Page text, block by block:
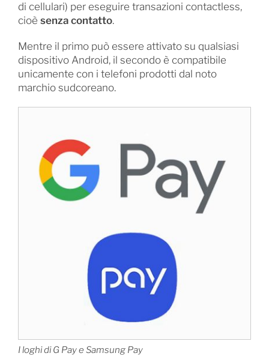
di cellulari) per eseguire transazioni contactless,
cioè senza contatto.
Mentre il primo può essere attivato su qualsiasi
dispositivo Android, il secondo è compatibile
unicamente con i telefoni prodotti dal noto
marchio sudcoreano.
I loghi di G Pay e Samsung Pay